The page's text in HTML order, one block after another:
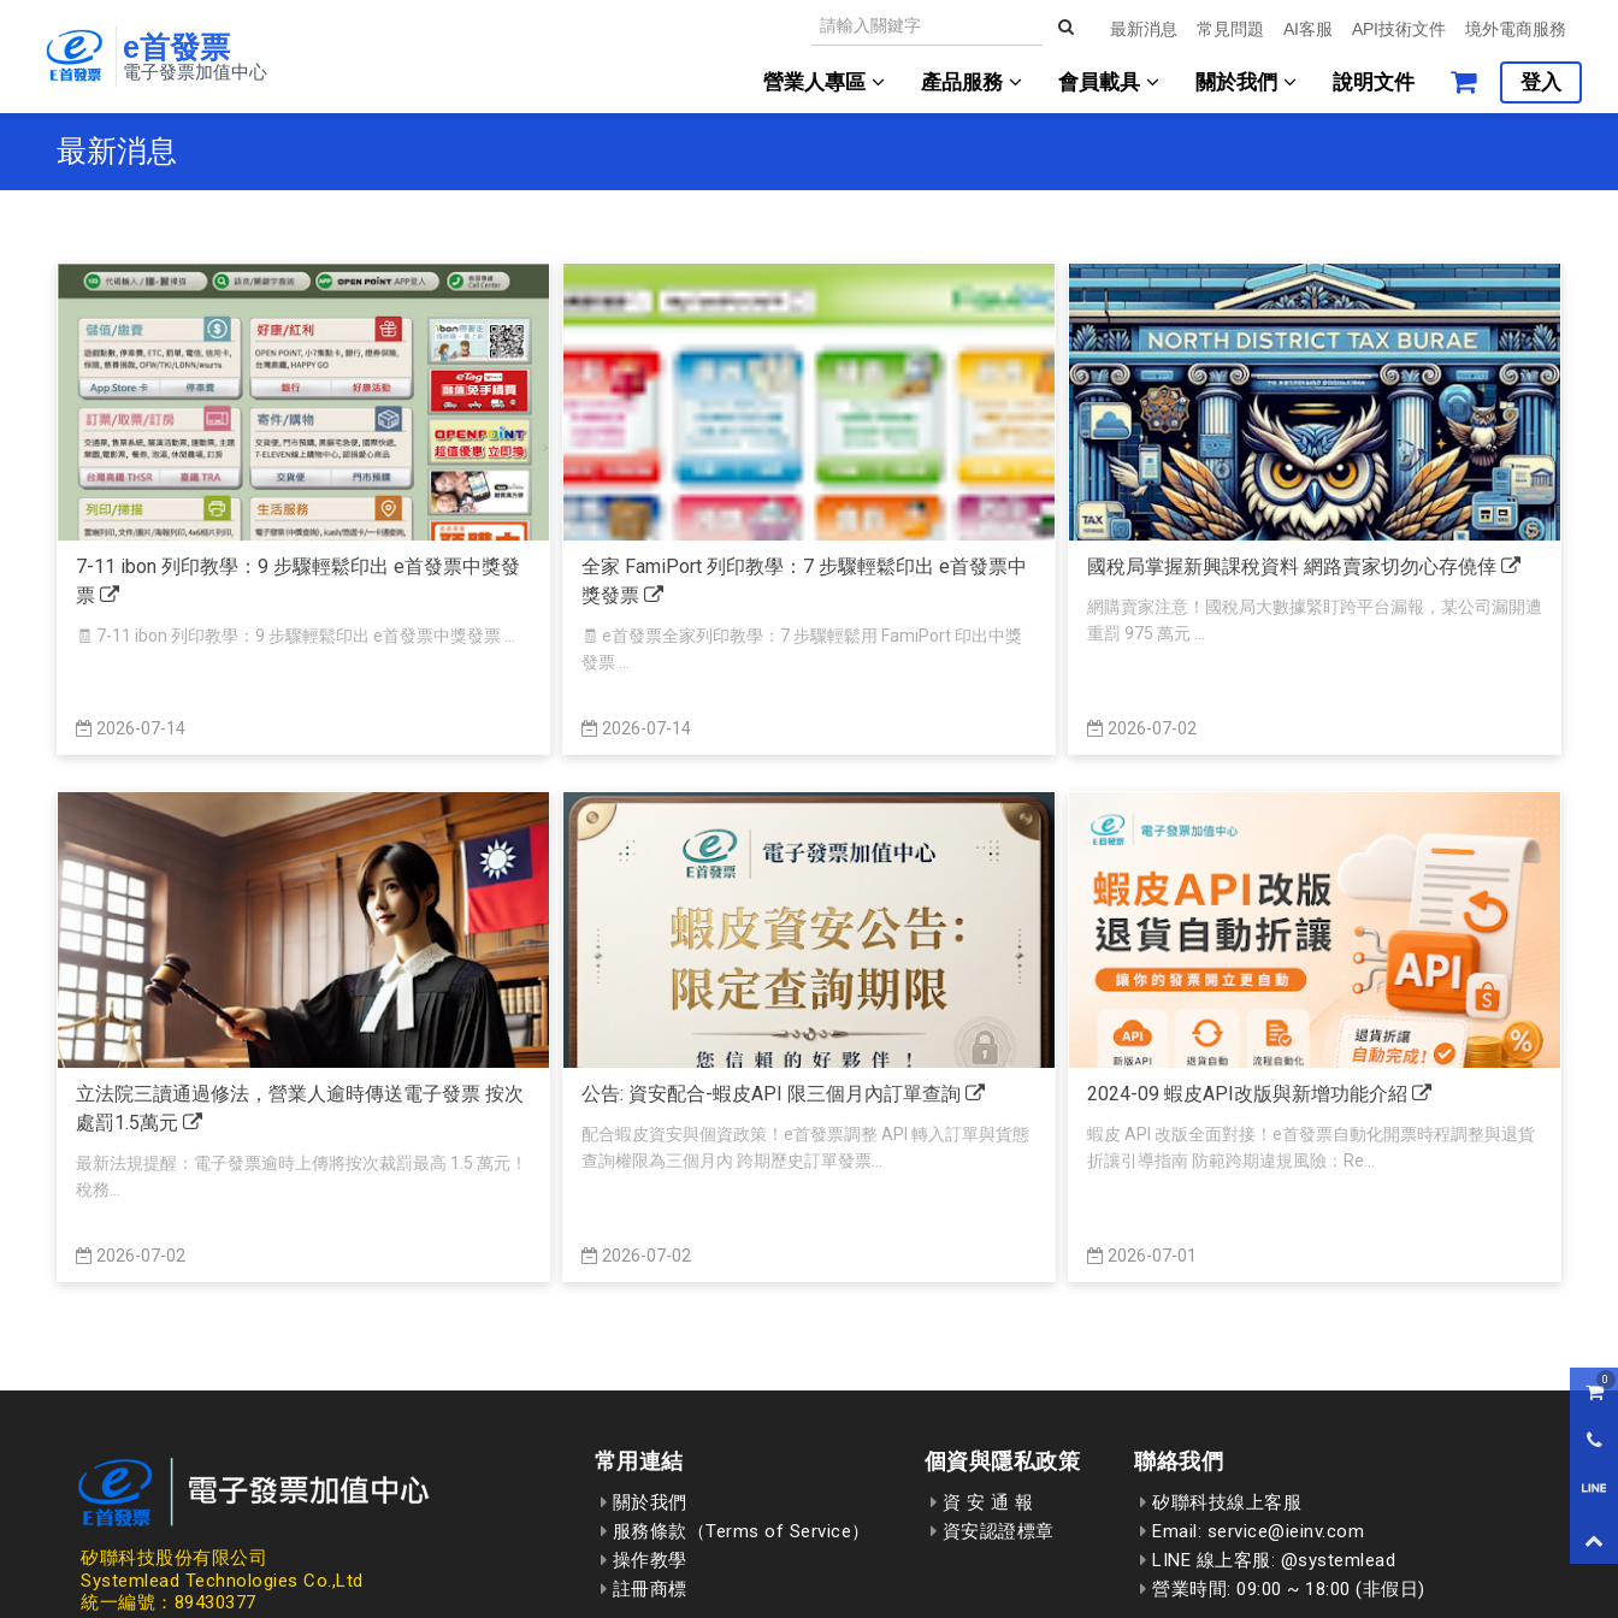
購
0
回
e首發票
電子發票加值中心
最新消息 常見問題 AI客服 API技術文件 境外電商服務
營業人專區 產品服務 會員載具 關於我們 說明文件 登入
最新消息
7-11 ibon 列印教學：9 步驟輕鬆印出 e首發票中獎發
票
🧾 7-11 ibon 列印教學：9 步驟輕鬆印出 e首發票中獎發票 ...
2026-07-14
全家 FamiPort 列印教學：7 步驟輕鬆印出 e首發票中
獎發票
🧾 e首發票全家列印教學：7 步驟輕鬆用 FamiPort 印出中獎
發票 ...
2026-07-14
國稅局掌握新興課稅資料 網路賣家切勿心存僥倖
網購賣家注意！國稅局大數據緊盯跨平台漏報，某公司漏開遭
重罰 975 萬元 ...
2026-07-02
立法院三讀通過修法，營業人逾時傳送電子發票 按次
處罰1.5萬元
最新法規提醒：電子發票逾時上傳將按次裁罰最高 1.5 萬元！
稅務...
2026-07-02
公告: 資安配合-蝦皮API 限三個月內訂單查詢
配合蝦皮資安與個資政策！e首發票調整 API 轉入訂單與貨態
查詢權限為三個月內 跨期歷史訂單發票...
2026-07-02
2024-09 蝦皮API改版與新增功能介紹
蝦皮 API 改版全面對接！e首發票自動化開票時程調整與退貨
折讓引導指南 防範跨期違規風險：Re...
2026-07-01
矽聯科技股份有限公司
Systemlead Technologies Co.,Ltd
統一編號：89430377
常用連結
關於我們
服務條款（Terms of Service）
操作教學
註冊商標
個資與隱私政策
資 安 通 報
資安認證標章
聯絡我們
矽聯科技線上客服
Email: service@ieinv.com
LINE 線上客服: @systemlead
營業時間: 09:00 ~ 18:00 (非假日)